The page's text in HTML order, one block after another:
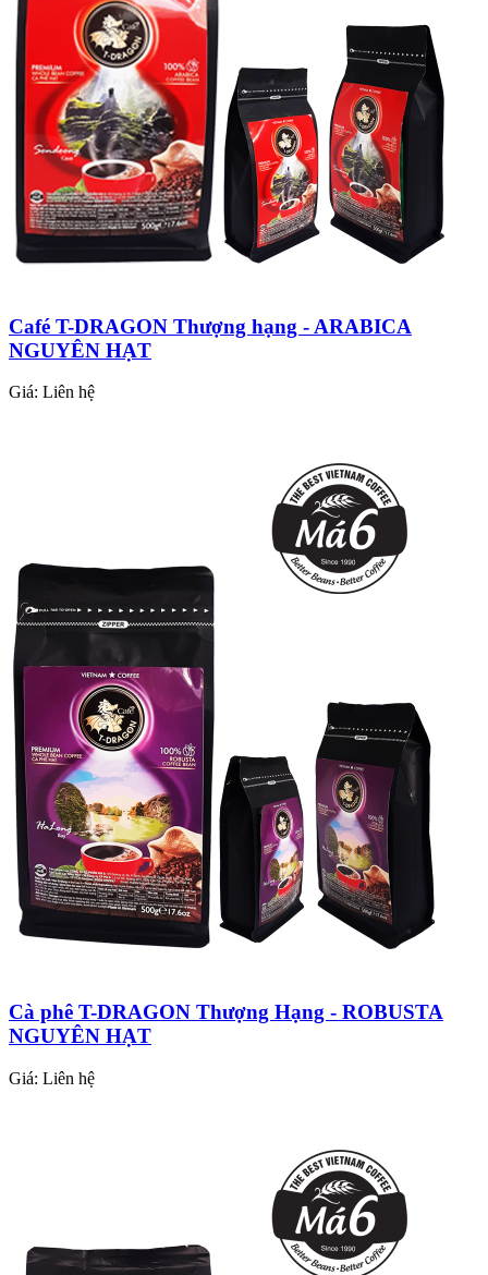
Café T-DRAGON Thượng hạng - ARABICA
NGUYÊN HẠT
Giá: Liên hệ
Cà phê T-DRAGON Thượng Hạng - ROBUSTA
NGUYÊN HẠT
Giá: Liên hệ